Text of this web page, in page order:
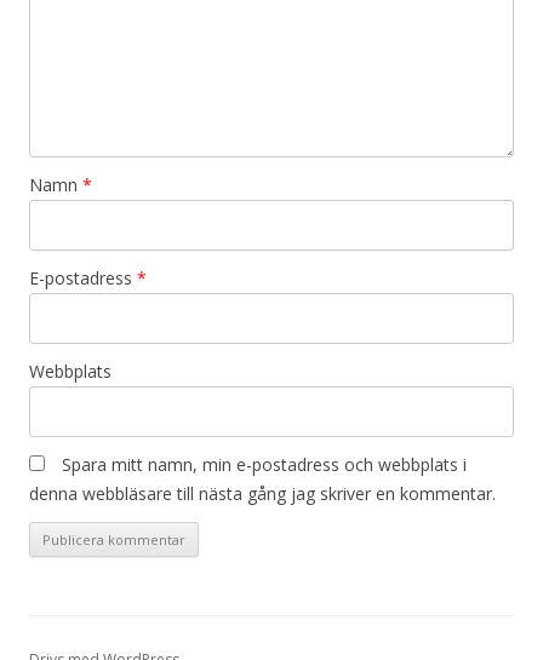
Namn *
E-postadress *
Webbplats
Spara mitt namn, min e-postadress och webbplats i
denna webbläsare till nästa gång jag skriver en kommentar.